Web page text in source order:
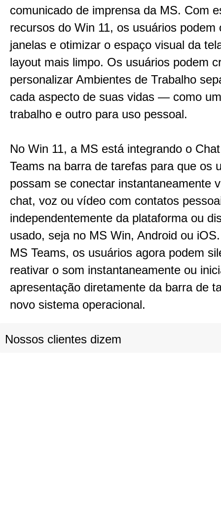
comunicado de imprensa da MS. Com
recursos do Win 11, os usuários podem
janelas e otimizar o espaço visual da
layout mais limpo. Os usuários podem
personalizar Ambientes de Trabalho
cada aspecto de suas vidas — como
trabalho e outro para uso pessoal.
No Win 11, a MS está integrando o
Teams na barra de tarefas para que os
possam se conectar instantaneamente
chat, voz ou vídeo com contatos
independentemente da plataforma ou
usado, seja no MS Win, Android ou
MS Teams, os usuários agora podem
reativar o som instantaneamente ou
apresentação diretamente da barra de
novo sistema operacional.
Nossos clientes dizem